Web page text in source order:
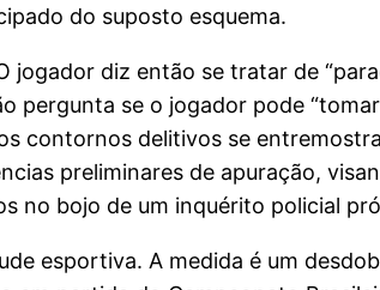
do suposto esquema.
diz então se tratar de
pergunta se o jogador pode
contornos delitivos se
preliminares de apuração,
no bojo de um inquérito policial
esportiva. A medida é um